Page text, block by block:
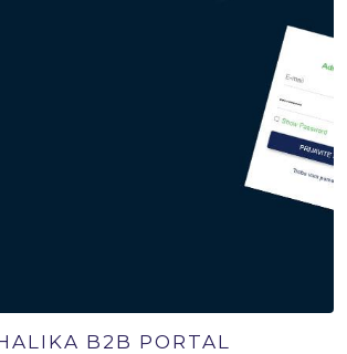
B2B PORTAL